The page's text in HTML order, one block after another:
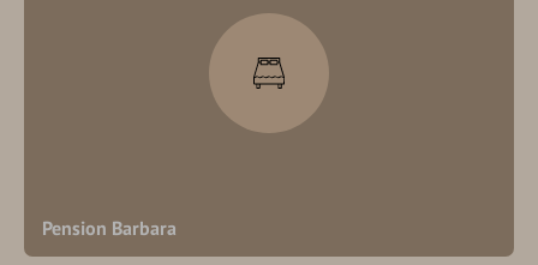
Pension Barbara